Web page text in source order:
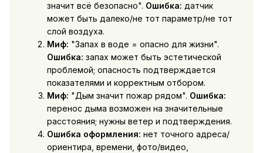
значит всё безопасно". Ошибка: датчик
может быть далеко/не тот параметр/не тот
слой воздуха.
Миф: "Запах в воде = опасно для жизни".
Ошибка: запах может быть эстетической
проблемой; опасность подтверждается
показателями и корректным отбором.
Миф: "Дым значит пожар рядом". Ошибка:
перенос дыма возможен на значительные
расстояния; нужны ветер и подтверждения.
Ошибка оформления: нет точного адреса/
ориентира, времени, фото/видео,